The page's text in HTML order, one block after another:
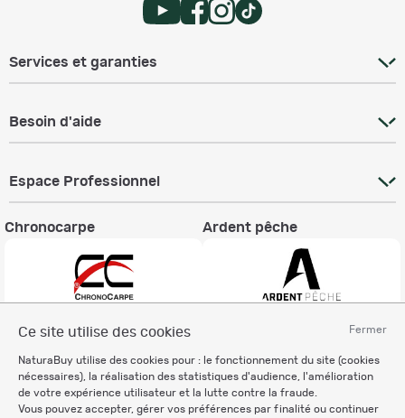
Fermer
Ce site utilise des cookies
NaturaBuy utilise des cookies pour : le fonctionnement du site (cookies
nécessaires), la réalisation des statistiques d'audience, l'amélioration
de votre expérience utilisateur et la lutte contre la fraude.
Vous pouvez accepter, gérer vos préférences par finalité ou continuer
Services et garanties
Besoin d'aide
Espace Professionnel
Chronocarpe Ardent pêche
Charte éthique
Mentions légales
Règlement & Conditions d'utilisation